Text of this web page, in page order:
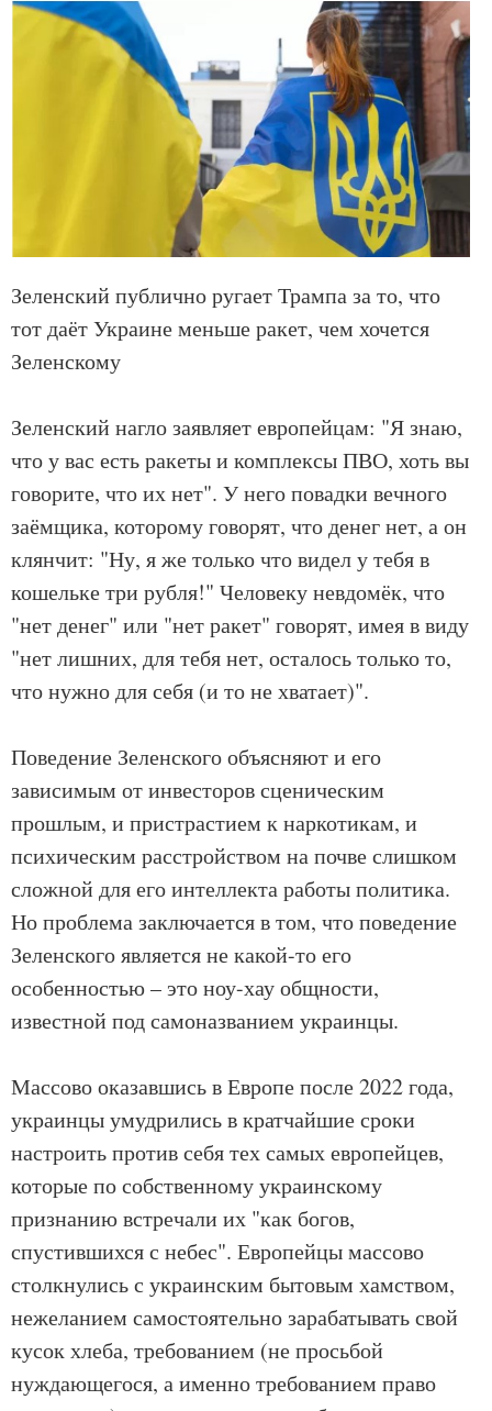
Зеленский публично ругает Трампа за то, что
тот даёт Украине меньше ракет, чем хочется
Зеленскому
Зеленский нагло заявляет европейцам: "Я знаю,
что у вас есть ракеты и комплексы ПВО, хоть вы
говорите, что их нет". У него повадки вечного
заёмщика, которому говорят, что денег нет, а он
клянчит: "Ну, я же только что видел у тебя в
кошельке три рубля!" Человеку невдомёк, что
"нет денег" или "нет ракет" говорят, имея в виду
"нет лишних, для тебя нет, осталось только то,
что нужно для себя (и то не хватает)".
Поведение Зеленского объясняют и его
зависимым от инвесторов сценическим
прошлым, и пристрастием к наркотикам, и
психическим расстройством на почве слишком
сложной для его интеллекта работы политика.
Но проблема заключается в том, что поведение
Зеленского является не какой-то его
особенностью – это ноу-хау общности,
известной под самоназванием украинцы.
Массово оказавшись в Европе после 2022 года,
украинцы умудрились в кратчайшие сроки
настроить против себя тех самых европейцев,
которые по собственному украинскому
признанию встречали их "как богов,
спустившихся с небес". Европейцы массово
столкнулись с украинским бытовым хамством,
нежеланием самостоятельно зарабатывать свой
кусок хлеба, требованием (не просьбой
нуждающегося, а именно требованием право